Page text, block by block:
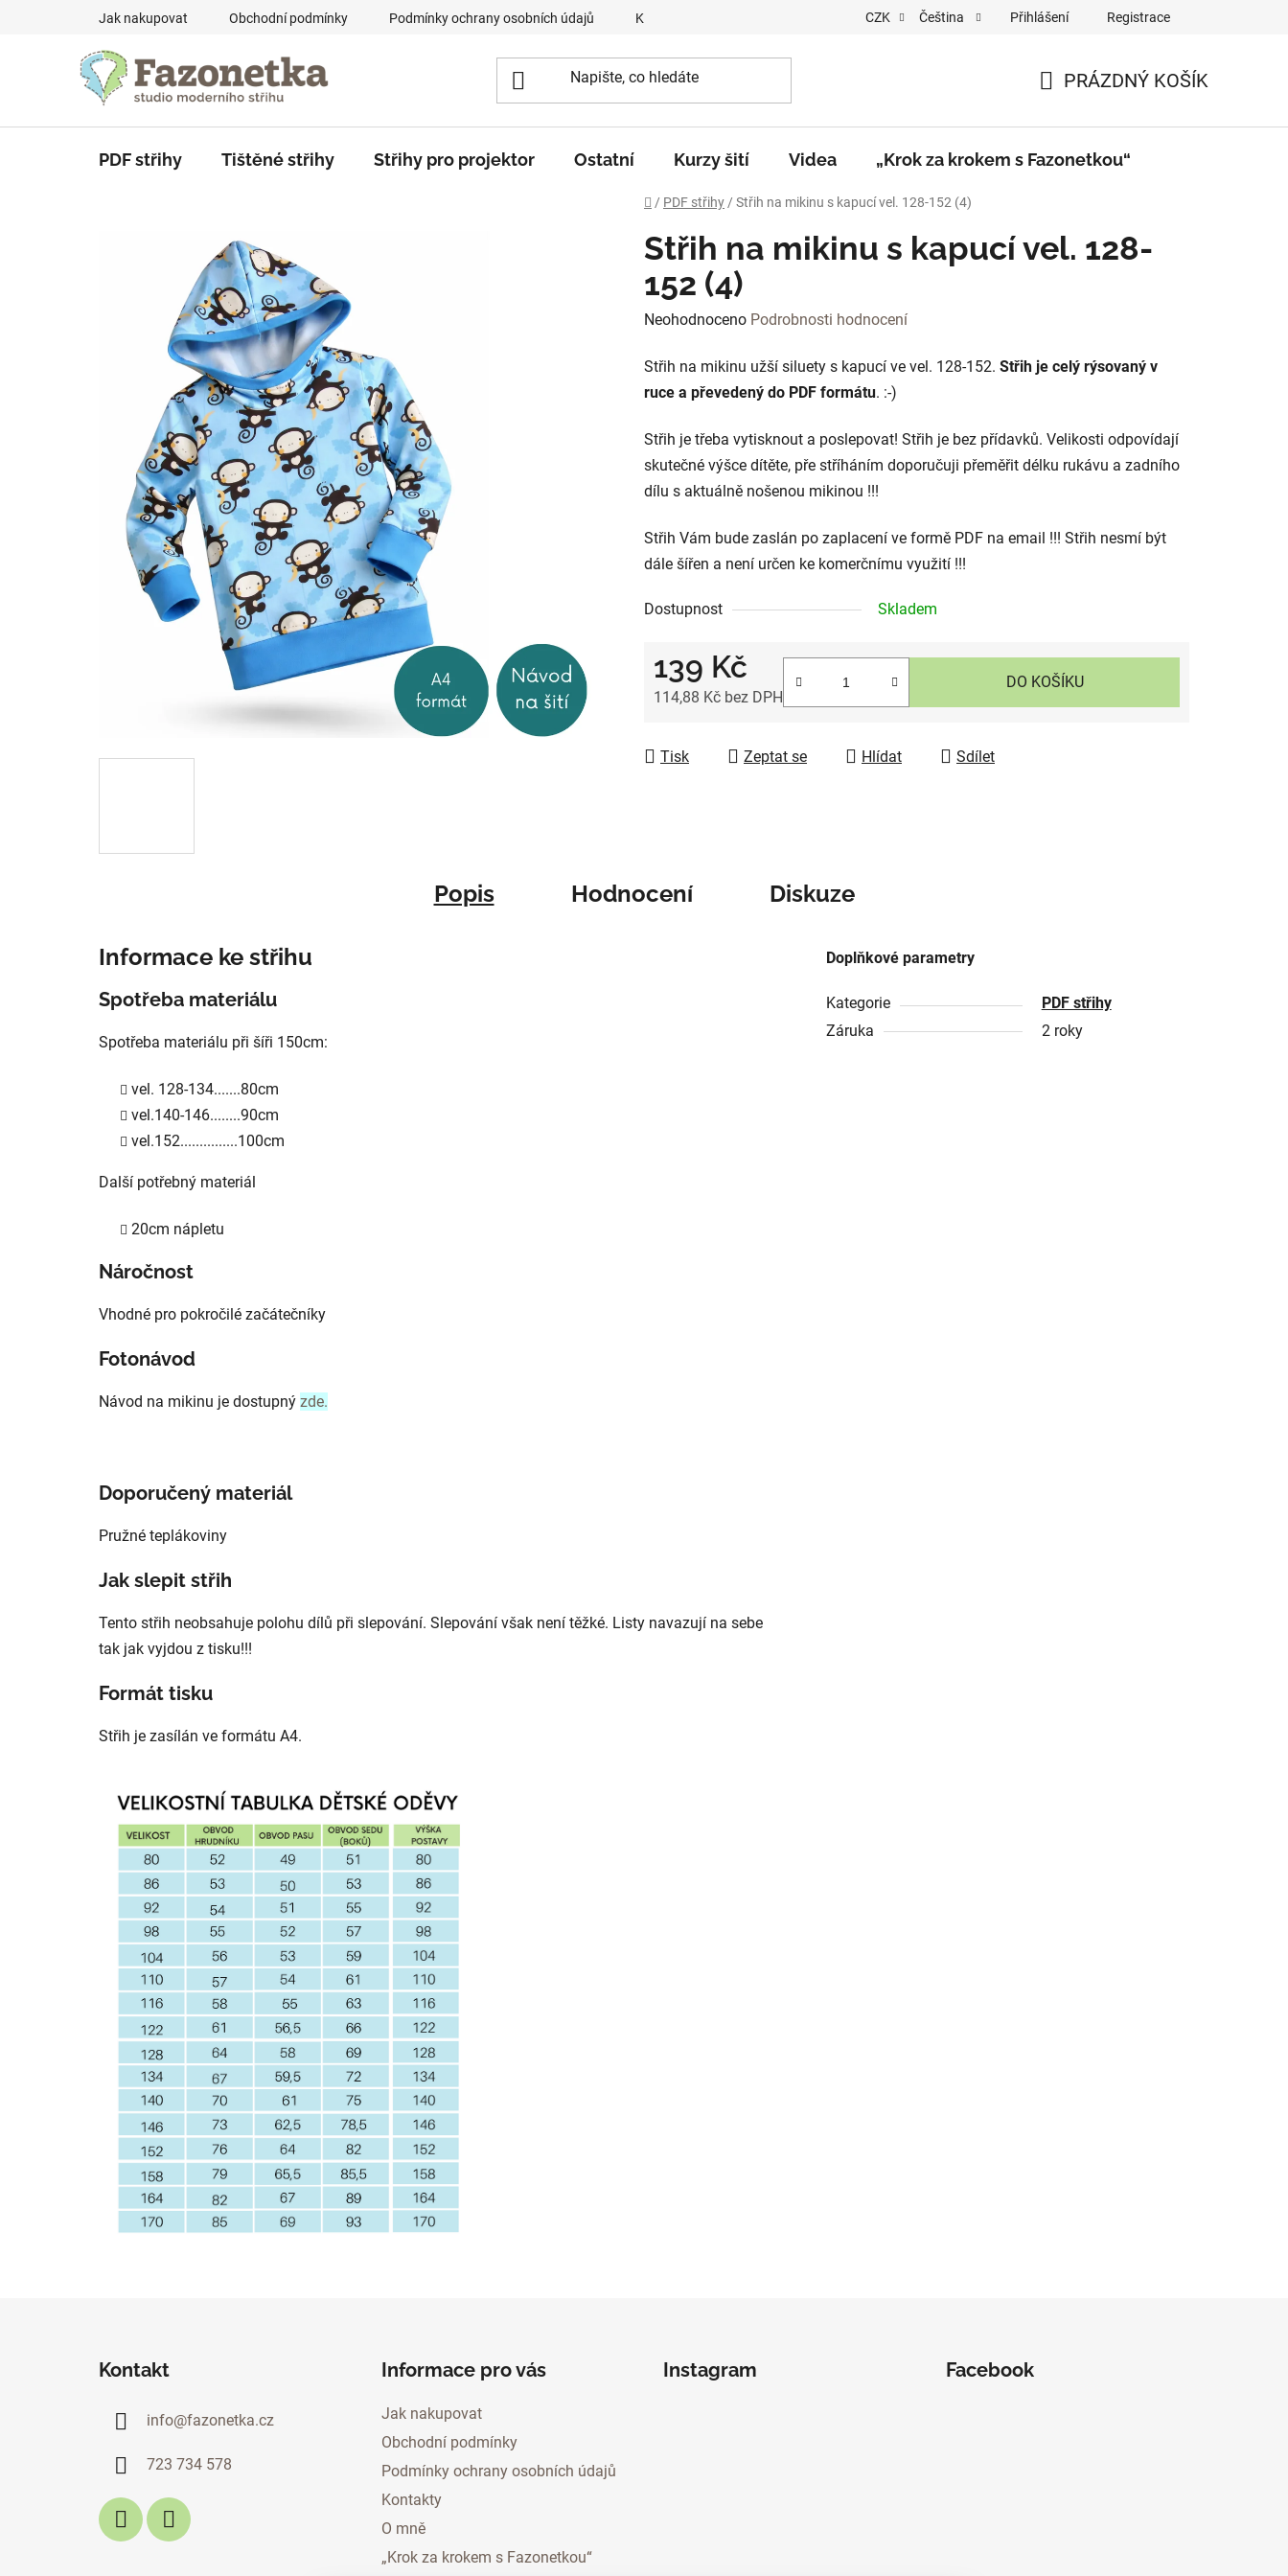
Jak nakupovat Obchodní podmínky Podmínky ochrany osobních údajů Kontakty „Krok za krokem s Fazonetkou“ Videa
CZK Čeština Přihlášení Registrace
KOŠÍK
PRÁZDNÝ KOŠÍK
PDF střihy Tištěné střihy Střihy pro projektor Ostatní Kurzy šití Videa „Krok za krokem s Fazonetkou“
Domů
/ PDF střihy / Střih na mikinu s kapucí vel. 128-152 (4)
Střih na mikinu s kapucí vel. 128-
152 (4)
Průměrné
produktu
je
z
5
hvězdiček.
Neohodnoceno Podrobnosti hodnocení
Střih na mikinu užší siluety s kapucí ve vel. 128-152. Střih je celý rýsovaný v
ruce a převedený do PDF formátu. :-)
Střih je třeba vytisknout a poslepovat! Střih je bez přídavků. Velikosti odpovídají
skutečné výšce dítěte, pře stříháním doporučuji přeměřit délku rukávu a zadního
dílu s aktuálně nošenou mikinou !!!
Střih Vám bude zaslán po zaplacení ve formě PDF na email !!! Střih nesmí být
dále šířen a není určen ke komerčnímu využití !!!
Dostupnost Skladem
139 Kč
114,88 Kč bez DPH
DO KOŠÍKU
Tisk Zeptat se Hlídat Sdílet
Popis Hodnocení Diskuze
Informace ke střihu
Spotřeba materiálu
Spotřeba materiálu při šíři 150cm:
vel. 128-134.......80cm
vel.140-146........90cm
vel.152...............100cm
Další potřebný materiál
20cm nápletu
Náročnost
Vhodné pro pokročilé začátečníky
Fotonávod
Návod na mikinu je dostupný zde.
Doporučený materiál
Pružné teplákoviny
Jak slepit střih
Tento střih neobsahuje polohu dílů při slepování. Slepování však není těžké. Listy navazují na sebe
tak jak vyjdou z tisku!!!
Formát tisku
Střih je zasílán ve formátu A4.
Doplňkové parametry
Kategorie
PDF střihy
Záruka
2 roky
Kontakt
info@fazonetka.cz
723 734 578
Informace pro vás
Jak nakupovat
Obchodní podmínky
Podmínky ochrany osobních údajů
Kontakty
O mně
„Krok za krokem s Fazonetkou“
Instagram Facebook